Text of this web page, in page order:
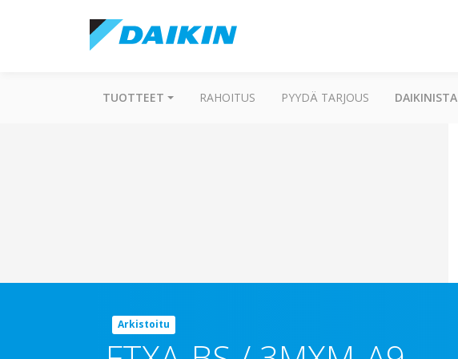
TUOTTEET RAHOITUS PYYDÄ TARJOUS DAIKINISTA
Arkistoitu